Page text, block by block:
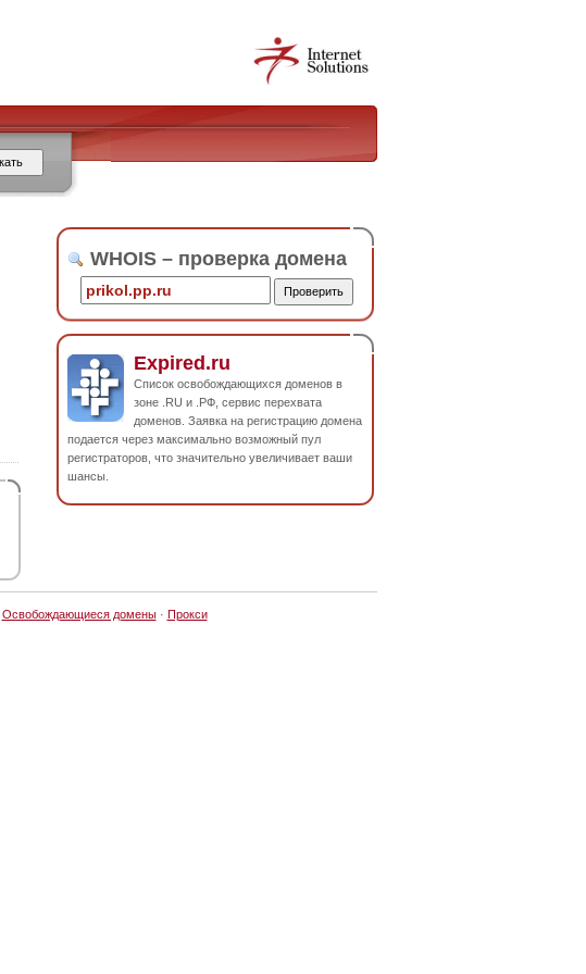
WHOIS – проверка домена
Expired.ru
Список освобождающихся доменов в
зоне .RU и .РФ, сервис перехвата
доменов. Заявка на регистрацию домена
подается через максимально возможный пул
регистраторов, что значительно увеличивает ваши
шансы.
Освобождающиеся домены· Прокси